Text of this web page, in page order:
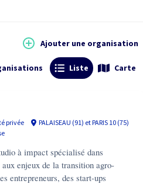
Ajouter une organisation
Liste Carte
privée
PALAISEAU (91) et PARIS 10 (75)
à impact spécialisé dans
enjeux de la transition agro-
entrepreneurs, des start-ups